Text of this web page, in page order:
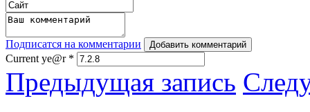
Подписатся на комментарии Добавить комментарий
Current ye@r *
Предыдущая запись